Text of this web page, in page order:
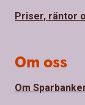
Priser, räntor
Om oss
Om